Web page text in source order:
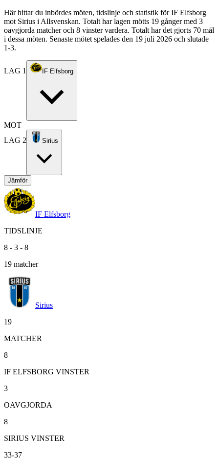
Här hittar du inbördes möten, tidslinje och statistik för IF Elfsborg
mot Sirius i Allsvenskan. Totalt har lagen mötts 19 gånger med 3
oavgjorda matcher och 8 vinster vardera. Totalt har det gjorts 70 mål
i dessa möten. Senaste mötet spelades den 19 juli 2026 och slutade
1-3.
LAG 1 IF Elfsborg
MOT
LAG 2
Sirius
Jämför
IF Elfsborg
TIDSLINJE
8 - 3 - 8
19 matcher
Sirius
19
MATCHER
8
IF ELFSBORG VINSTER
3
OAVGJORDA
8
SIRIUS VINSTER
33-37